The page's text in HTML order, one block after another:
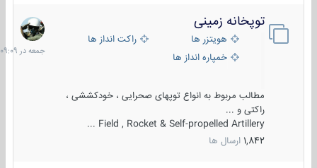
توپخانه زمینی
هویتزر ها
راکت انداز ها
خمپاره انداز ها
مطالب مربوط به انواع توپهای صحرایی ، خودکششی ،
راکتی و ...
Field , Rocket & Self-propelled Artillery ...
1,842 ارسال ها
جمعه
در
09:09